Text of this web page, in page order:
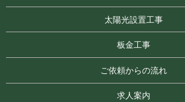
太陽光設置工事
板金工事
ご依頼からの流れ
求人案内